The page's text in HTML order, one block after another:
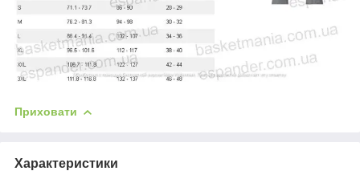
Приховати
Характеристики